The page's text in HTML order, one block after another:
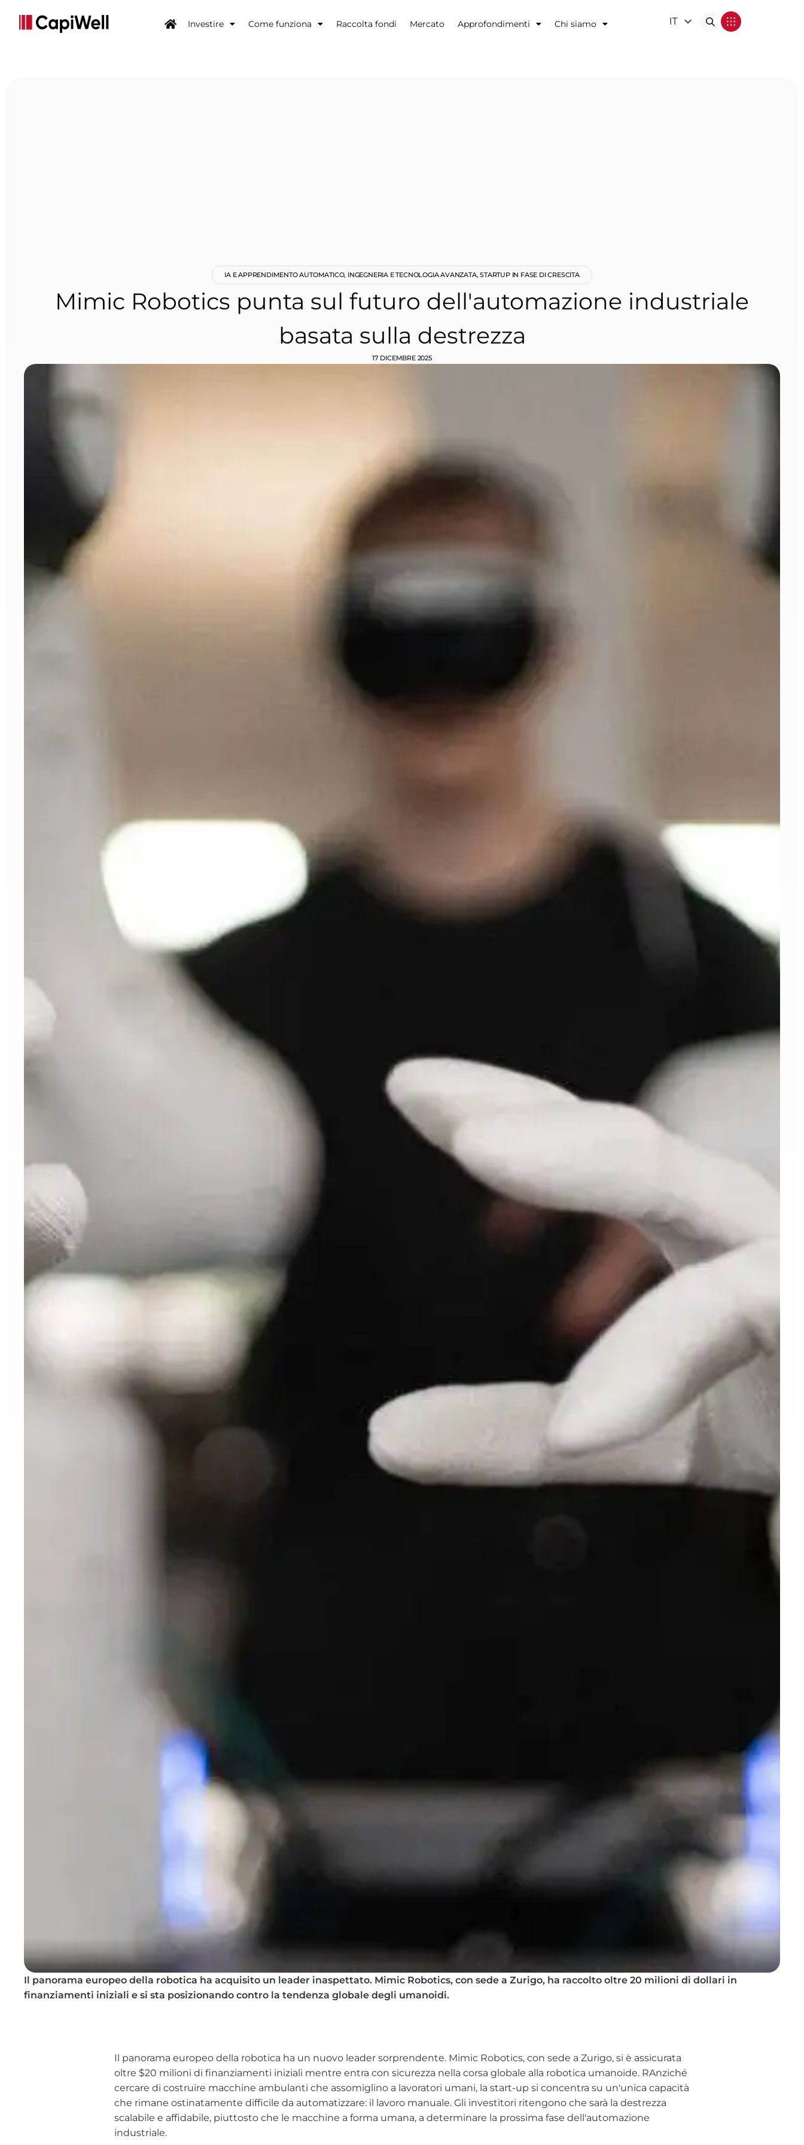
Investire Come funziona Raccolta fondi Mercato Approfondimenti Chi siamo
IT
IA E APPRENDIMENTO AUTOMATICO, INGEGNERIA E TECNOLOGIA AVANZATA,STARTUP IN FASE DI CRESCITA
Mimic Robotics punta sul futuro dell'automazione industriale
basata sulla destrezza
17 DICEMBRE 2025
Il panorama europeo della robotica ha acquisito un leader inaspettato. Mimic Robotics, con sede a Zurigo, ha raccolto oltre 20 milioni di dollari in
finanziamenti iniziali e si sta posizionando contro la tendenza globale degli umanoidi.
Il panorama europeo della robotica ha un nuovo leader sorprendente. Mimic Robotics, con sede a Zurigo, si è assicurata
oltre $20 milioni di finanziamenti iniziali mentre entra con sicurezza nella corsa globale alla robotica umanoide. RAnziché
cercare di costruire macchine ambulanti che assomiglino a lavoratori umani, la start-up si concentra su un'unica capacità
che rimane ostinatamente difficile da automatizzare: il lavoro manuale. Gli investitori ritengono che sarà la destrezza
scalabile e affidabile, piuttosto che le macchine a forma umana, a determinare la prossima fase dell'automazione
industriale.